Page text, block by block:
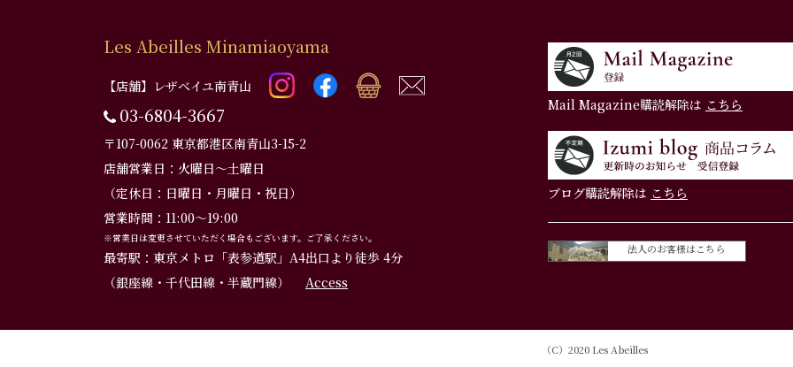
Les Abeilles Minamiaoyama
【店舗】レザベイユ南青山
03-6804-3667
〒107-0062 東京都港区南青山3-15-2
店舗営業日：火曜日～土曜日
（定休日：日曜日・月曜日・祝日）
営業時間：11:00～19:00
※営業日は変更させていただく場合もございます。ご了承ください。
最寄駅：東京メトロ「表参道駅」A4出口より徒歩 4分
（銀座線・千代田線・半蔵門線）
Access
Mail Magazine購読解除は こちら
ブログ購読解除は こちら
法人のお客様はこちら
（C）2020 Les Abeilles